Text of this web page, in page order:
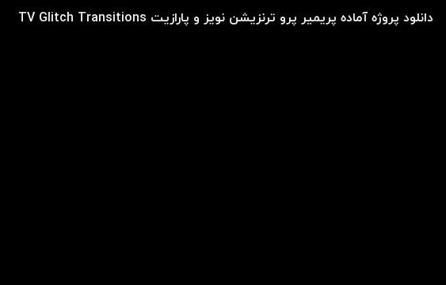
دانلود پروژه آماده پریمیر پرو ترنزیشن نویز و پارازیت TV Glitch Transitions